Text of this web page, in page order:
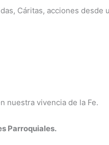
Cáritas, acciones
nuestra vivencia de la Fe.
Parroquiales.